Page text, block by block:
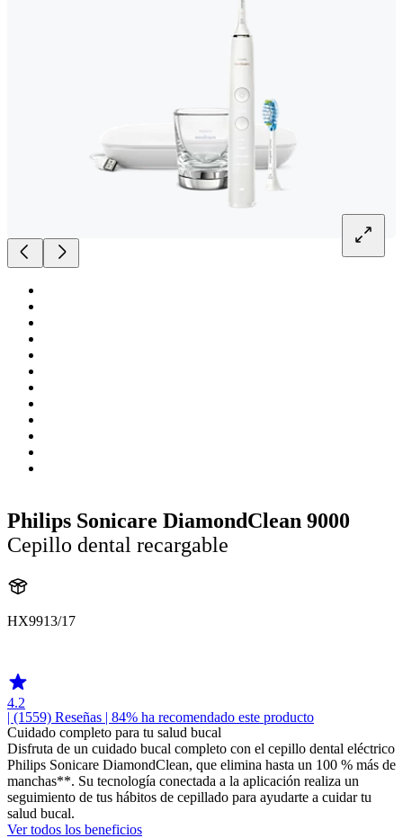
Philips Sonicare DiamondClean 9000
Cepillo dental recargable
HX9913/17
4.2
| (1559) Reseñas | 84% ha recomendado este producto
Cuidado completo para tu salud bucal
Disfruta de un cuidado bucal completo con el cepillo dental eléctrico
Philips Sonicare DiamondClean, que elimina hasta un 100 % más de
manchas**. Su tecnología conectada a la aplicación realiza un
seguimiento de tus hábitos de cepillado para ayudarte a cuidar tu
salud bucal.
Ver todos los beneficios